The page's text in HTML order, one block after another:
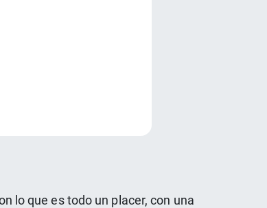
lo que es todo un placer, con una